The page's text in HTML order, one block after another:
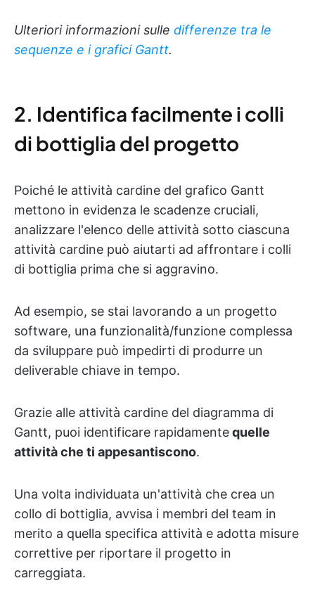
Ulteriori informazioni sulle differenze tra le
sequenze e i grafici Gantt.
2. Identifica facilmente i colli
di bottiglia del progetto
Poiché le attività cardine del grafico Gantt
mettono in evidenza le scadenze cruciali,
analizzare l'elenco delle attività sotto ciascuna
attività cardine può aiutarti ad affrontare i colli
di bottiglia prima che si aggravino.
Ad esempio, se stai lavorando a un progetto
software, una funzionalità/funzione complessa
da sviluppare può impedirti di produrre un
deliverable chiave in tempo.
Grazie alle attività cardine del diagramma di
Gantt, puoi identificare rapidamentequelle
attività che ti appesantiscono.
Una volta individuata un'attività che crea un
collo di bottiglia, avvisa i membri del team in
merito a quella specifica attività e adotta misure
correttive per riportare il progetto in
carreggiata.